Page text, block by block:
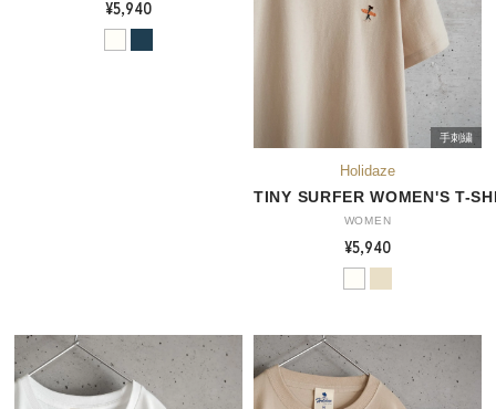
¥5,940
手刺繍
TINY SURFER WOMEN'S T-
WOMEN
¥5,940